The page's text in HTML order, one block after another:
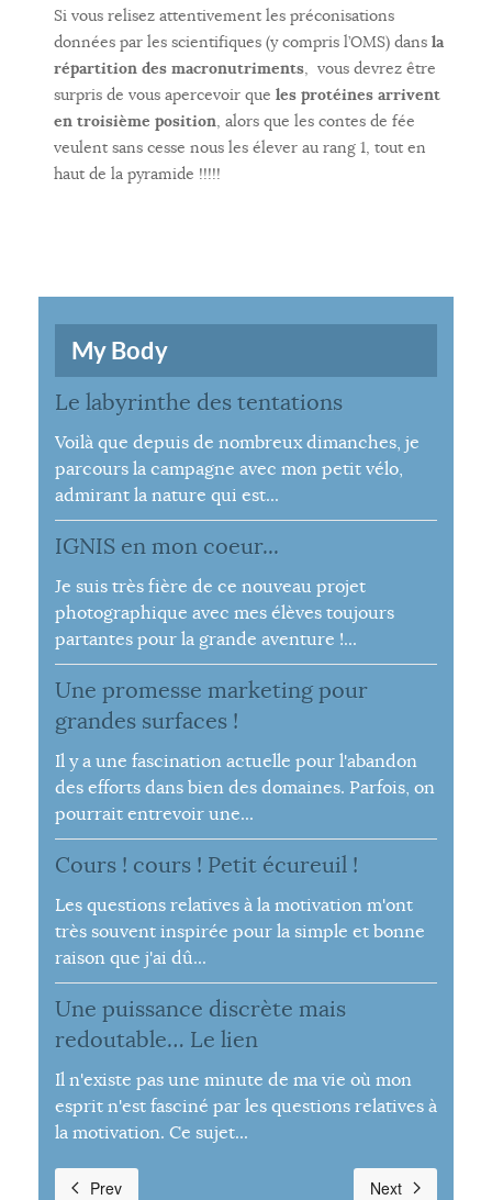
Si vous relisez attentivement les préconisations
données par les scientifiques (y compris l’OMS) dans la
répartition des macronutriments , vous devrez être
surpris de vous apercevoir que les protéines arrivent
en troisième position , alors que les contes de fée
veulent sans cesse nous les élever au rang 1, tout en
haut de la pyramide !!!!!
My Body
Le labyrinthe des tentations
Voilà que depuis de nombreux dimanches, je
parcours la campagne avec mon petit vélo,
admirant la nature qui est...
IGNIS en mon coeur...
Je suis très fière de ce nouveau projet
photographique avec mes élèves toujours
partantes pour la grande aventure !...
Une promesse marketing pour
grandes surfaces !
Il y a une fascination actuelle pour l'abandon
des efforts dans bien des domaines. Parfois, on
pourrait entrevoir une...
Cours ! cours ! Petit écureuil !
Les questions relatives à la motivation m'ont
très souvent inspirée pour la simple et bonne
raison que j'ai dû...
Une puissance discrète mais
redoutable… Le lien
Il n'existe pas une minute de ma vie où mon
esprit n'est fasciné par les questions relatives à
la motivation. Ce sujet...
Prev Next